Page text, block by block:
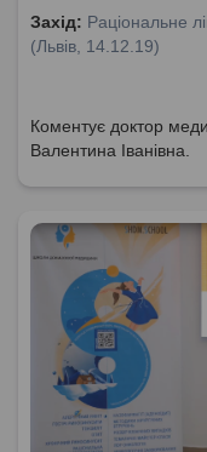
Захід: Раціональне
(Львів, 14.12.19)
Коментує доктор
Валентина Іванівна.